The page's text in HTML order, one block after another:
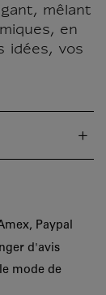
mêlant
en
idées, vos
Paypal
d'avis
mode de